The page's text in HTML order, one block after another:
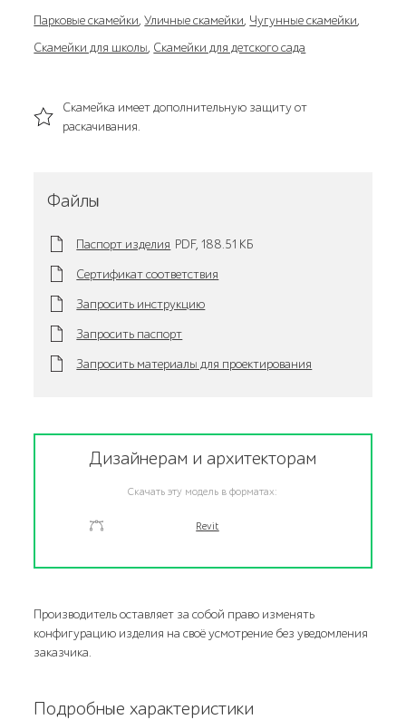
Парковые скамейки,Уличные скамейки, Чугунные скамейки,
Скамейки для школы, Скамейки для детского сада
Скамейка имеет дополнительную защиту от
раскачивания.
Файлы
Паспорт изделия PDF, 188.51 KБ
Сертификат соответствия
Запросить инструкцию
Запросить паспорт
Запросить материалы для проектирования
Дизайнерам и архитекторам
Скачать эту модель в форматах:
Revit
Производитель оставляет за собой право изменять
конфигурацию изделия на своё усмотрение без уведомления
заказчика.
Подробные характеристики